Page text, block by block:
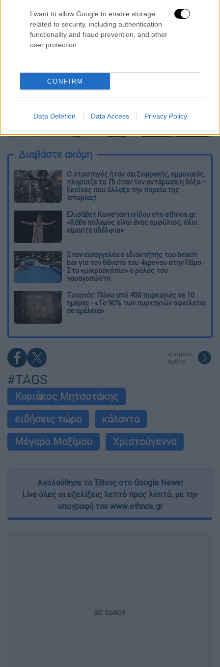
I want to allow Google to enable storage
related to security, including authentication
functionality and fraud prevention, and other
user protection.
CONFIRM
Data Deletion Data Access Privacy Policy
Διαβάστε ακόμη
O στρατηγός ήταν σχιζοφρενής, εμμονικός,
πλησίαζε τα 75 όταν τον αντάμωσε η δόξα –
Εκείνος που άλλαξε την πορεία της
Ιστορίας!
Ελισάβετ Κωνσταντινίδου στο ethnos.gr:
«Κάθε πόλεμος είναι ένας εμφύλιος, όλοι
είμαστε αδέλφια»
Στον εισαγγελέα ο ιδιοκτήτης του beach
bar για τον θάνατο του 4χρονου στην Πάρο -
Στο «μικροσκόπιο» ο ρόλος του
ναυαγοσώστη
Τουρνάς: Πάνω από 400 πυρκαγιές σε 10
ημέρες - «Το 90% των πυρκαγιών οφείλεται
σε αμέλεια»
επόμενο
άρθρο
#TAGS
Κυριάκος Μητσοτάκης
ειδήσεις τώρα
κάλαντα
Μέγαρο Μαξίμου
Χριστούγεννα
Ακολούθησε το Έθνος στο Google News!
Live όλες οι εξελίξεις λεπτό προς λεπτό, με την
υπογραφή του www.ethnos.gr